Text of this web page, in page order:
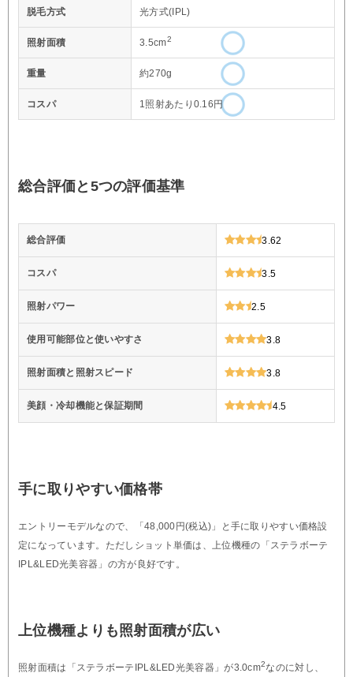
脱毛方式 光方式(IPL)
照射面積 3.5cm2
重量 約270g
コスパ 1照射あたり0.16円
総合評価と5つの評価基準
総合評価 3.62
コスパ 3.5
照射パワー 2.5
使用可能部位と使いやすさ 3.8
照射面積と照射スピード 3.8
美顔・冷却機能と保証期間 4.5
手に取りやすい価格帯
エントリーモデルなので、「48,000円(税込)」と手に取りやすい価格設
定になっています。ただしショット単価は、上位機種の「ステラボーテ
IPL&LED光美容器」の方が良好です。
上位機種よりも照射面積が広い
照射面積は「ステラボーテIPL&LED光美容器」が3.0cm2なのに対し、